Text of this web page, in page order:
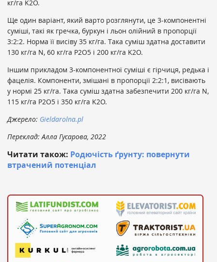
кг/га K2O.
Ще один варіант, який варто розглянути, це 3-компонентні
суміші, такі як гречка, буркун і льон олійний в пропорції
3:2:2. Норма її висіву 35 кг/га. Така суміш здатна доставити
130 кг/га N, 60 кг/га P2O5 і 200 кг/га K2O.
Іншим прикладом 3-компонентної суміші є гірчиця, редька і
фацелія. Компоненти, змішані в пропорції 2:2:1, висівають
у нормі 25 кг/га. Така суміш здатна забезпечити 200 кг/га N,
115 кг/га P2O5 і 350 кг/га K2O.
Джерело: Gieldarolna.pl
Переклад: Алла Гусарова, 2022
Читати також: Родючість ґрунту: повернути
втрачений потенціал